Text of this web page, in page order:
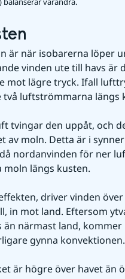
är när isobarerna löper
vinden ute till havs är
mot lägre tryck. Ifall
två luftströmmarna längs
tvingar den uppåt, och
av moln. Detta är i
nordanvinden för ner
moln längs kusten.
driver vinden
in mot land. Eftersom
än närmast land,
gynna konvektionen.
är högre över havet än